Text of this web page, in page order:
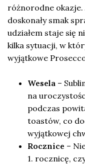
różnorodne okazje.
doskonały smak
udziałem staje się
kilka sytuacji, w
wyjątkowe
Wesela –
na
podczas
toastów, co
wyjątkowej
Rocznice –
1. rocznicę,